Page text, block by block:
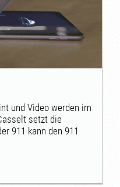
und Video werden im
setzt die
911 kann den 911